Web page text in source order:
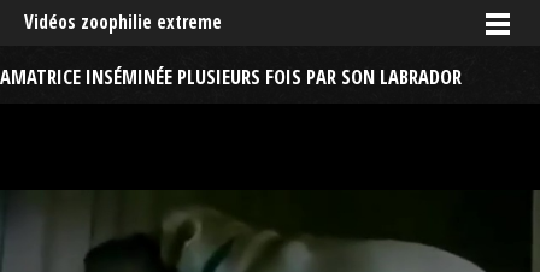
Vidéos zoophilie extreme
AMATRICE INSÉMINÉE PLUSIEURS FOIS PAR SON LABRADOR